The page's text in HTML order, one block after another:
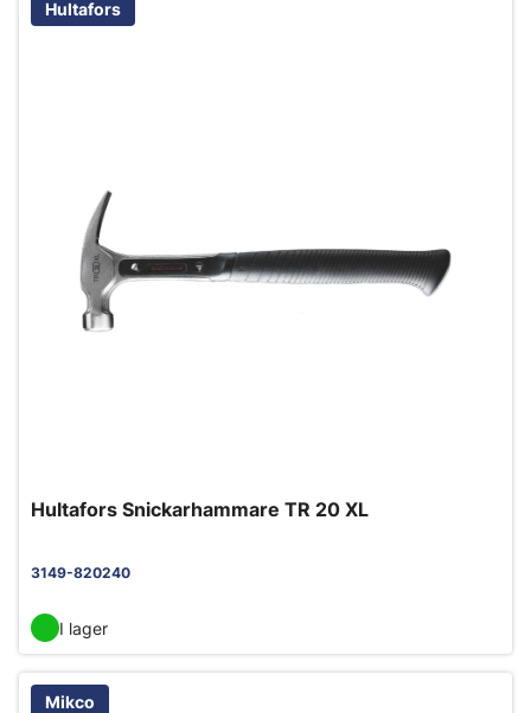
Hultafors
Hultafors Snickarhammare TR 20 XL
3149-820240
I lager
Mikco